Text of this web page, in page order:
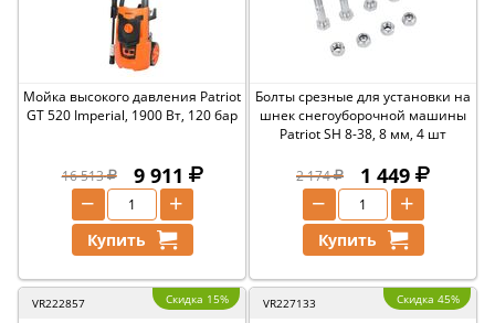
Мойка высокого давления Patriot
GT 520 Imperial, 1900 Вт, 120 бар
16 513 9 911
+
−
Купить
Болты срезные для установки на
шнек снегоуборочной машины
Patriot SH 8-38, 8 мм, 4 шт
2 174 1 449
+
−
Купить
VR222857 Скидка 15% VR227133 Скидка 45%